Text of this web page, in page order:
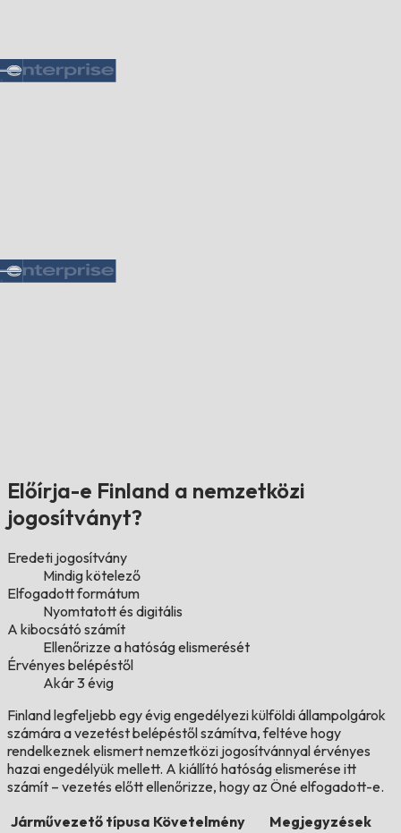
Előírja-e Finland a nemzetközi
jogosítványt?
Eredeti jogosítvány
Mindig kötelező
Elfogadott formátum
Nyomtatott és digitális
A kibocsátó számít
Ellenőrizze a hatóság elismerését
Érvényes belépéstől
Akár 3 évig
Finland legfeljebb egy évig engedélyezi külföldi állampolgárok
számára a vezetést belépéstől számítva, feltéve hogy
rendelkeznek elismert nemzetközi jogosítvánnyal érvényes
hazai engedélyük mellett. A kiállító hatóság elismerése itt
számít – vezetés előtt ellenőrizze, hogy az Öné elfogadott-e.
Járművezető típusa Követelmény
Megjegyzések